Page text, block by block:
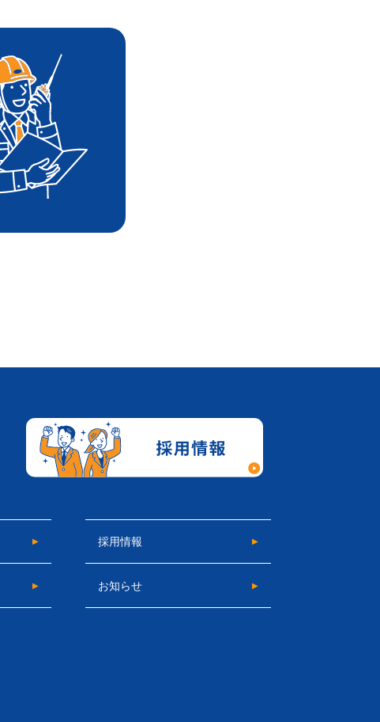
採用情報
お知らせ